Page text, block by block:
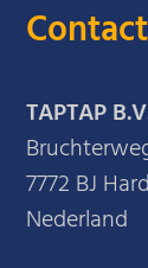
TAPTAP
7772 BJ
Nederland